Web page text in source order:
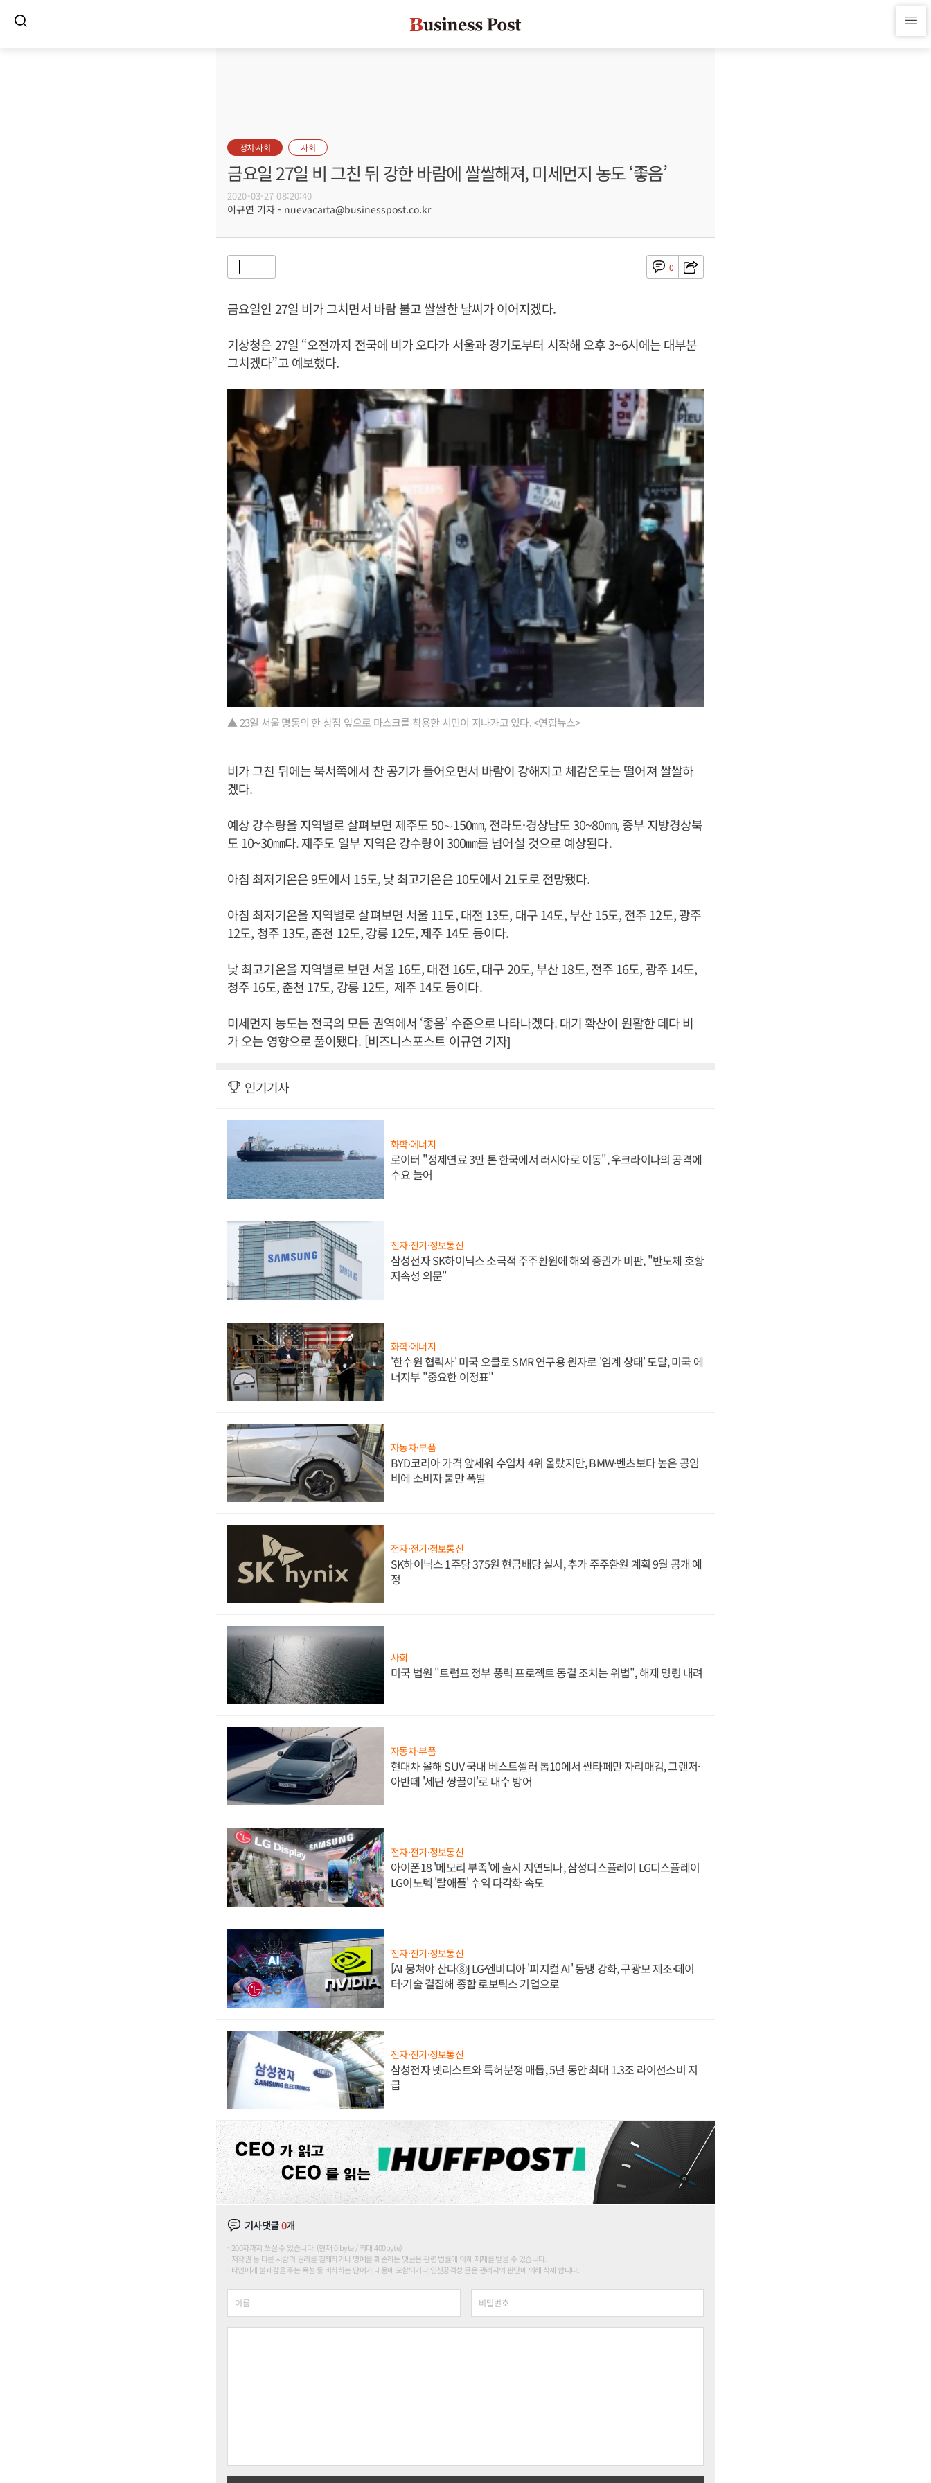
정치·사회 사회
금요일 27일 비 그친 뒤 강한 바람에 쌀쌀해져, 미세먼지 농도 ‘좋음’
2020-03-27 08:20:40
이규연 기자 - nuevacarta@businesspost.co.kr
0
금요일인 27일 비가 그치면서 바람 불고 쌀쌀한 날씨가 이어지겠다.
기상청은 27일 “오전까지 전국에 비가 오다가 서울과 경기도부터 시작해 오후 3~6시에는 대부분
그치겠다”고 예보했다.
▲ 23일 서울 명동의 한 상점 앞으로 마스크를 착용한 시민이 지나가고 있다. <연합뉴스>
비가 그친 뒤에는 북서쪽에서 찬 공기가 들어오면서 바람이 강해지고 체감온도는 떨어져 쌀쌀하
겠다.
예상 강수량을 지역별로 살펴보면 제주도 50∼150㎜, 전라도·경상남도 30~80㎜, 중부 지방경상북
도 10~30㎜다. 제주도 일부 지역은 강수량이 300㎜를 넘어설 것으로 예상된다.
아침 최저기온은 9도에서 15도, 낮 최고기온은 10도에서 21도로 전망됐다.
아침 최저기온을 지역별로 살펴보면 서울 11도, 대전 13도, 대구 14도, 부산 15도, 전주 12도, 광주
12도, 청주 13도, 춘천 12도, 강릉 12도, 제주 14도 등이다.
낮 최고기온을 지역별로 보면 서울 16도, 대전 16도, 대구 20도, 부산 18도, 전주 16도, 광주 14도,
청주 16도, 춘천 17도, 강릉 12도, 제주 14도 등이다.
미세먼지 농도는 전국의 모든 권역에서 ‘좋음’ 수준으로 나타나겠다. 대기 확산이 원활한 데다 비
가 오는 영향으로 풀이됐다. [비즈니스포스트 이규연 기자]
인기기사
화학·에너지
로이터 "정제연료 3만 톤 한국에서 러시아로 이동", 우크라이나의 공격에
수요 늘어
전자·전기·정보통신
삼성전자 SK하이닉스 소극적 주주환원에 해외 증권가 비판, "반도체 호황
지속성 의문"
화학·에너지
'한수원 협력사' 미국 오클로 SMR 연구용 원자로 '임계 상태' 도달, 미국 에
너지부 "중요한 이정표"
자동차·부품
BYD코리아 가격 앞세워 수입차 4위 올랐지만, BMW·벤츠보다 높은 공임
비에 소비자 불만 폭발
전자·전기·정보통신
SK하이닉스 1주당 375원 현금배당 실시, 추가 주주환원 계획 9월 공개 예
정
사회
미국 법원 "트럼프 정부 풍력 프로젝트 동결 조치는 위법", 해제 명령 내려
자동차·부품
현대차 올해 SUV 국내 베스트셀러 톱10에서 싼타페만 자리매김, 그랜저·
아반떼 '세단 쌍끌이'로 내수 방어
전자·전기·정보통신
아이폰18 '메모리 부족'에 출시 지연되나, 삼성디스플레이 LG디스플레이
LG이노텍 '탈애플' 수익 다각화 속도
전자·전기·정보통신
[AI 뭉쳐야 산다⑧] LG·엔비디아 '피지컬 AI' 동맹 강화, 구광모 제조·데이
터·기술 결집해 종합 로보틱스 기업으로
전자·전기·정보통신
삼성전자 넷리스트와 특허분쟁 매듭, 5년 동안 최대 1.3조 라이선스비 지
급
기사댓글0개
200자까지 쓰실 수 있습니다. (현재 0 byte / 최대 400byte)
저작권 등 다른 사람의 권리를 침해하거나 명예를 훼손하는 댓글은 관련 법률에 의해 제재를 받을 수 있습니다.
타인에게 불쾌감을 주는 욕설 등 비하하는 단어가 내용에 포함되거나 인신공격성 글은 관리자의 판단에 의해 삭제 합니다.